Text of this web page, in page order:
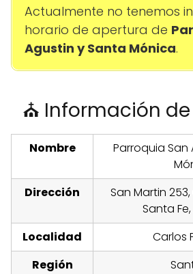
Actualmente no tenemos
horario de apertura de
Agustin y Santa Mónica.
⛪ Información
Nombre
Parroquia San
Dirección
San Martin
Santa
Localidad
Carlos
Región